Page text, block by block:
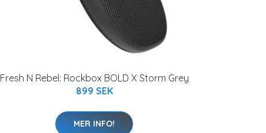
Fresh N Rebel: Rockbox BOLD X Storm Grey
899 SEK
MER INFO!